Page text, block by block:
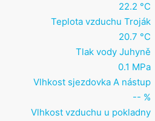
22.2 °C
Teplota vzduchu Troják
20.7 °C
Tlak vody Juhyně
0.1 MPa
Vlhkost sjezdovka A nástup
-- %
Vlhkost vzduchu u pokladny